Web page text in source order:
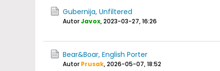
Gubernija, Unfiltered
AutorJavox,2023-03-27, 16:26
Bear&Boar, English Porter
Autor Prusak,2026-05-07, 18:52